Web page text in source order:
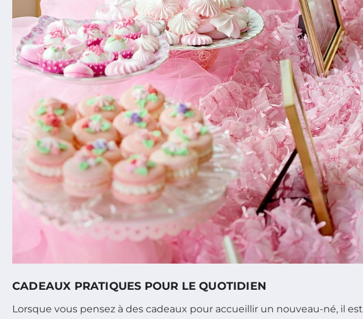
CADEAUX PRATIQUES POUR LE QUOTIDIEN
Lorsque vous pensez à des cadeaux pour accueillir un nouveau-né, il est